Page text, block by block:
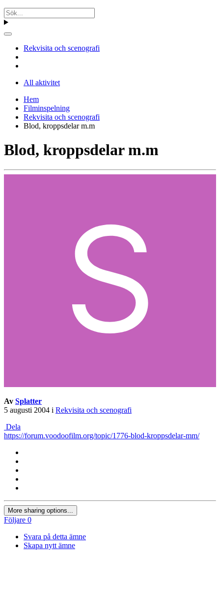
Rekvisita och scenografi
All aktivitet
Hem
Filminspelning
Rekvisita och scenografi
Blod, kroppsdelar m.m
Blod, kroppsdelar m.m
Av Splatter
5 augusti 2004 i Rekvisita och scenografi
Dela
https://forum.voodoofilm.org/topic/1776-blod-kroppsdelar-mm/
More sharing options...
Följare 0
Svara på detta ämne
Skapa nytt ämne